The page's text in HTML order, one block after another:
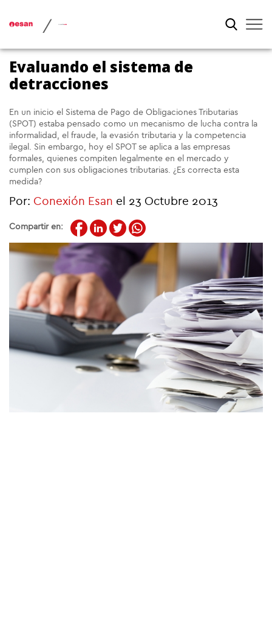
/
Evaluando el sistema de
detracciones
En un inicio el Sistema de Pago de Obligaciones Tributarias
(SPOT) estaba pensado como un mecanismo de lucha contra la
informalidad, el fraude, la evasión tributaria y la competencia
ilegal. Sin embargo, hoy el SPOT se aplica a las empresas
formales, quienes compiten legalmente en el mercado y
cumplen con sus obligaciones tributarias. ¿Es correcta esta
medida?
Por: Conexión Esan el 23 Octubre 2013
Compartir en: